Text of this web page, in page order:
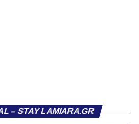
ανακοινώνει την
– STAY LAMIARA.GR